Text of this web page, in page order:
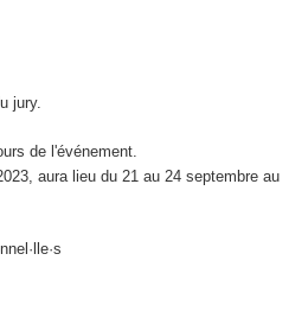
jury.
de l'événement.
aura lieu du 21 au 24 septembre au